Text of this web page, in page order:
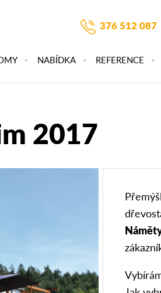
376 512 087
NABÍDKA REFERENCE
2017